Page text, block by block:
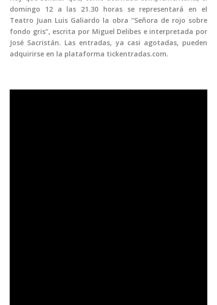
domingo 12 a las 21.30 horas se representará en el
Teatro Juan Luis Galiardo la obra “Señora de rojo sobre
fondo gris”, escrita por Miguel Delibes e interpretada por
José Sacristán. Las entradas, ya casi agotadas, pueden
adquirirse en la plataforma tickentradas.com.